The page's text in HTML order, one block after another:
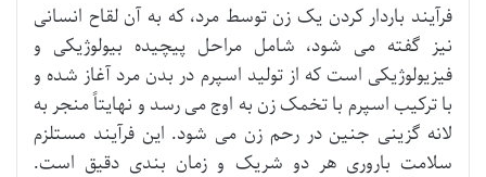
فرآیند باردار کردن یک زن توسط مرد، که به آن لقاح انسانی
نیز گفته می شود، شامل مراحل پیچیده بیولوژیکی و
فیزیولوژیکی است که از تولید اسپرم در بدن مرد آغاز شده و
با ترکیب اسپرم با تخمک زن به اوج می رسد و نهایتاً منجر به
لانه گزینی جنین در رحم زن می شود. این فرآیند مستلزم
سلامت باروری هر دو شریک و زمان بندی دقیق است.